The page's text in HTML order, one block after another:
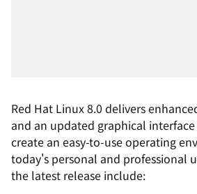
Red Hat Linux 8.0 delivers
and an updated graphical
create an easy-to-use operating
today's personal and professional
the latest release include: